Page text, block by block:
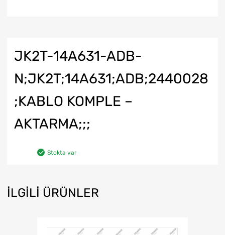
JK2T-14A631-ADB-
N;JK2T;14A631;ADB;2440028
;KABLO KOMPLE –
AKTARMA;;;
Stokta var
İLGILI ÜRÜNLER